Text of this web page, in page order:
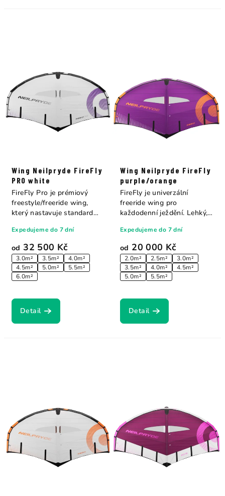
Wing Neilpryde FireFly
PRO white
od 32 500 Kč
3.0m² 3.5m²
4.0m²
4.5m²
5.0m²
5.5m²
6.0m²
Expedujeme do 7 dní
Detail
FireFly Pro je prémiový
freestyle/freeride wing,
který nastavuje standard
Wing Neilpryde FireFly
purple/orange
od 20 000 Kč
2.0m² 2.5m²
3.0m²
3.5m²
4.0m²
4.5m²
5.0m²
5.5m²
Expedujeme do 7 dní
Detail
FireFly je univerzální
freeride wing pro
každodenní ježdění. Lehký,